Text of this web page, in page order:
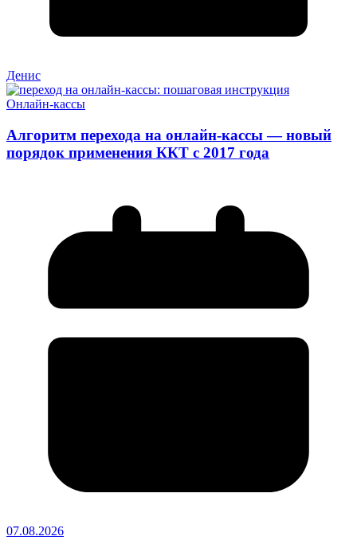
Денис
Онлайн-кассы
Алгоритм перехода на онлайн-кассы — новый
порядок применения ККТ с 2017 года
07.08.2026